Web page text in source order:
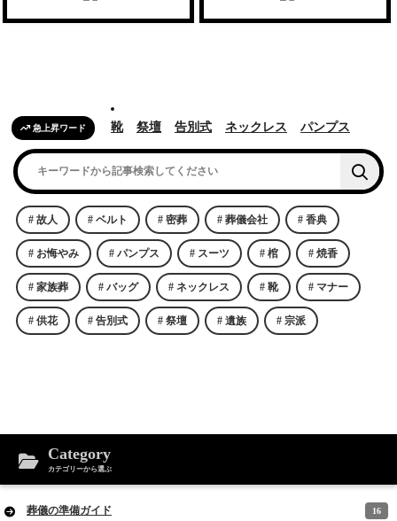
急上昇ワード 靴 祭壇 告別式 ネックレス パンプス
故人 ベルト 密葬 葬儀会社 香典
お悔やみ パンプス スーツ 棺 焼香
家族葬 バッグ ネックレス 靴 マナー
供花 告別式 祭壇 遺族 宗派
Category
カテゴリーから選ぶ
葬儀の準備ガイド 16